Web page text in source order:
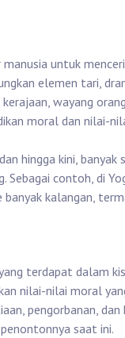
untuk
elemen tari,
wayang
moral dan nilai-
hingga kini, banyak
Sebagai contoh, di
kalangan,
terdapat dalam
nilai-nilai moral
pengorbanan, dan
saat ini.